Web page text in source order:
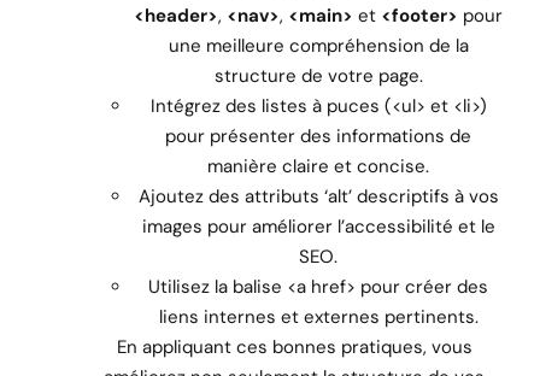
<header>, <nav>, <main> et <footer> pour
une meilleure compréhension de la
structure de votre page.
Intégrez des listes à puces (<ul> et <li>)
pour présenter des informations de
manière claire et concise.
Ajoutez des attributs ‘alt’ descriptifs à vos
images pour améliorer l’accessibilité et le
SEO.
Utilisez la balise <a href> pour créer des
liens internes et externes pertinents.
En appliquant ces bonnes pratiques, vous